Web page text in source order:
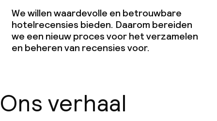
Borg bij aankomst
Overal rookvrij
We willen waardevolle en betrouwbare
hotelrecensies bieden. Daarom bereiden
we een nieuw proces voor het verzamelen
en beheren van recensies voor.
Ons verhaal